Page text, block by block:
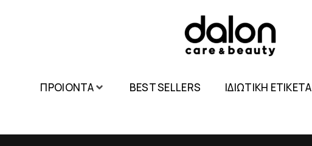
ΠΡΟΙΟΝΤΑ BEST SELLERS ΙΔΙΩΤΙΚΗ ΕΤΙΚΕΤΑ